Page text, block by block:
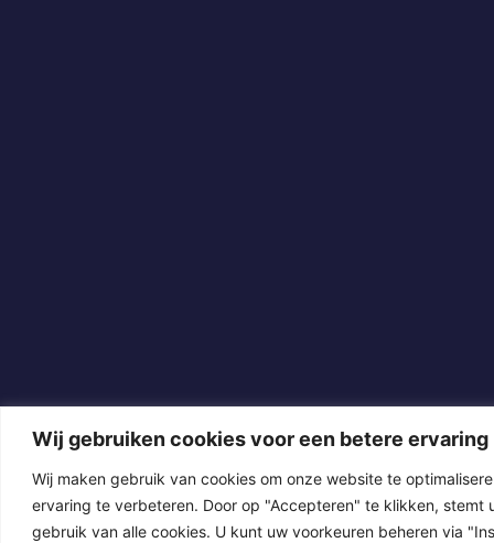
Wij gebruiken cookies voor een betere ervaring
Wij maken gebruik van cookies om onze website te
ervaring te verbeteren. Door op "Accepteren" te klikken, stemt
gebruik van alle cookies. U kunt uw voorkeuren beheren via